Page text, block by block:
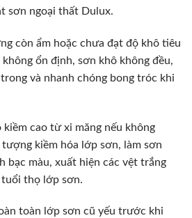
sơn ngoại thất Dulux.
còn ẩm hoặc chưa đạt độ khô tiêu
ổn định, sơn khô không đều,
và nhanh chóng bong tróc khi
kiềm cao từ xi măng nếu không
kiềm hóa lớp sơn, làm sơn
bạc màu, xuất hiện các vệt trắng
tuổi thọ lớp sơn.
toàn lớp sơn cũ yếu trước khi